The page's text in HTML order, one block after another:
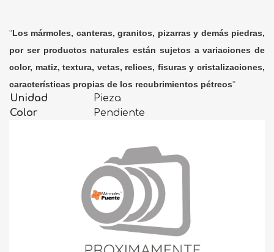
"Los mármoles, canteras, granitos, pizarras y demás piedras,
por ser productos naturales están sujetos a variaciones de
color, matiz, textura, vetas, relices, fisuras y cristalizaciones,
características propias de los recubrimientos pétreos"
Unidad
Pieza
Color
Pendiente